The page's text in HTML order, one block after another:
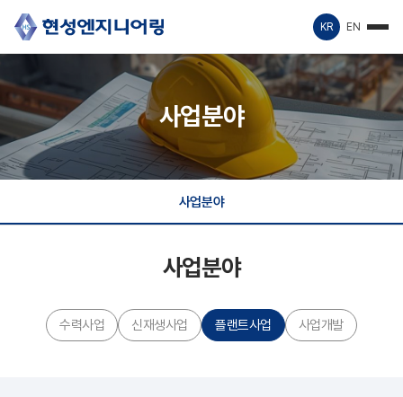
KR EN
사업분야
사업분야
사업분야
수력사업 신재생사업 플랜트사업 사업개발